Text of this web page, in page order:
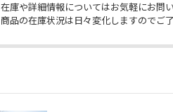
在庫や詳細情報についてはお気軽にお問
商品の在庫状況は日々変化しますのでご